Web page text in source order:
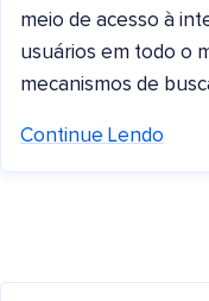
meio de acesso à
usuários em todo o
mecanismos de
Continue Lendo